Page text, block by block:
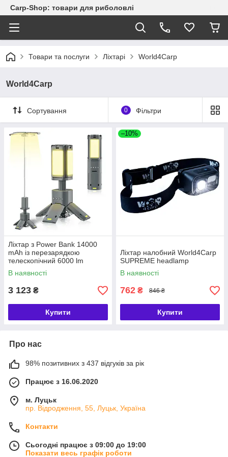
Carp-Shop: товари для риболовлі
Товари та послуги Ліхтарі World4Carp
World4Carp
Сортування 0 Фільтри
Ліхтар з Power Bank 14000
mAh із перезарядкою
телескопічний 6000 lm
В наявності
3 123 ₴
Купити
–10%
Ліхтар налобний World4Carp
SUPREME headlamp
В наявності
762 ₴ 846 ₴
Купити
Про нас
98% позитивних з 437 відгуків за рік
Працює з 16.06.2020
м. Луцьк
пр. Відродження, 55, Луцьк, Україна
Контакти
Сьогодні працює з 09:00 до 19:00
Показати весь графік роботи